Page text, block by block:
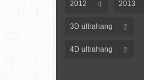
2012 4 2013
3D ultrahang 2
4D ultrahang 2